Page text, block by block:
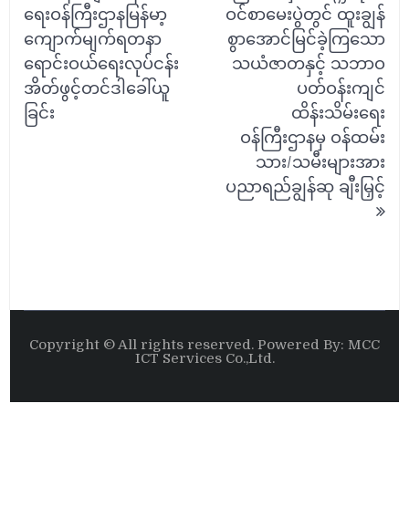
ရေးဝန်ကြီးဌာနမြန်မာ့
ကျောက်မျက်ရတနာ
ရောင်းဝယ်ရေးလုပ်ငန်း
အိတ်ဖွင့်တင်ဒါခေါ်ယူ
ခြင်း
ဝင်စာမေးပွဲတွင် ထူးချွန်
စွာအောင်မြင်ခဲ့ကြသော
သယံဇာတနှင့် သဘာဝ
ပတ်ဝန်းကျင်
ထိန်းသိမ်း‌ရေး
ဝန်ကြီးဌာနမှ ဝန်ထမ်း
သား/သမီးများအား
ပညာရည်ချွန်ဆု ချီးမြှင့်
Copyright © All rights reserved. Powered By: MCC
ICT Services Co.,Ltd.